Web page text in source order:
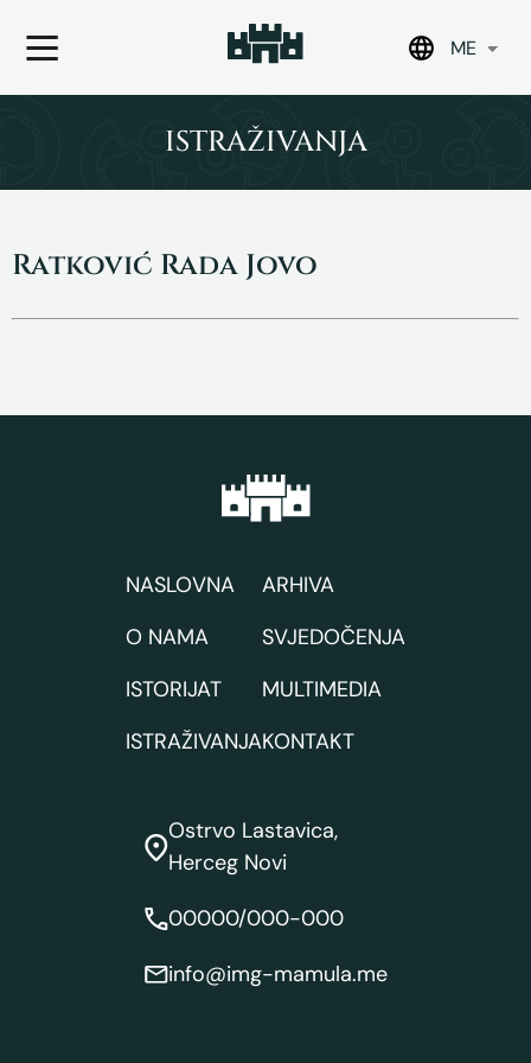
ME
ISTRAŽIVANJA
Ratković Rada Jovo
NASLOVNA
O NAMA
ISTORIJAT
ISTRAŽIVANJA
ARHIVA
SVJEDOČENJA
MULTIMEDIA
KONTAKT
Ostrvo Lastavica,
Herceg Novi
00000/000-000
info@img-mamula.me